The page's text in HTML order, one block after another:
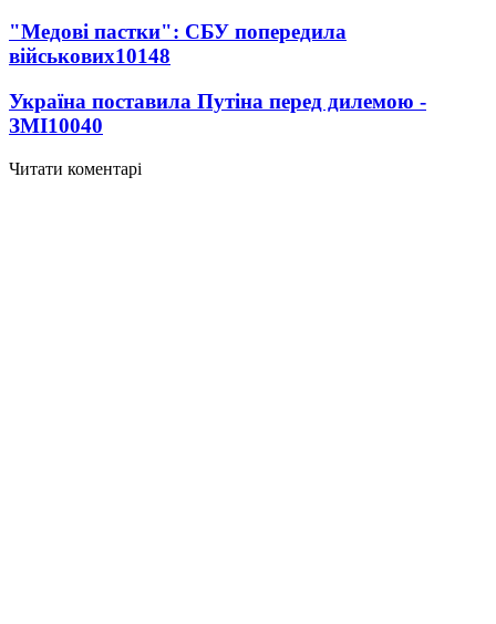
"Медові пастки": СБУ попередила
військових10148
Україна поставила Путіна перед дилемою -
ЗМІ10040
Читати коментарі